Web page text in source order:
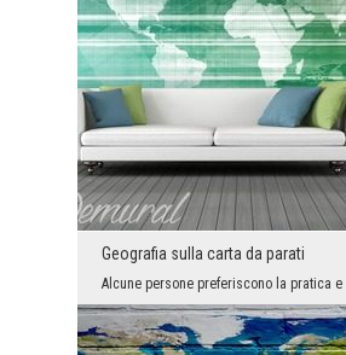
Geografia sulla carta da parati